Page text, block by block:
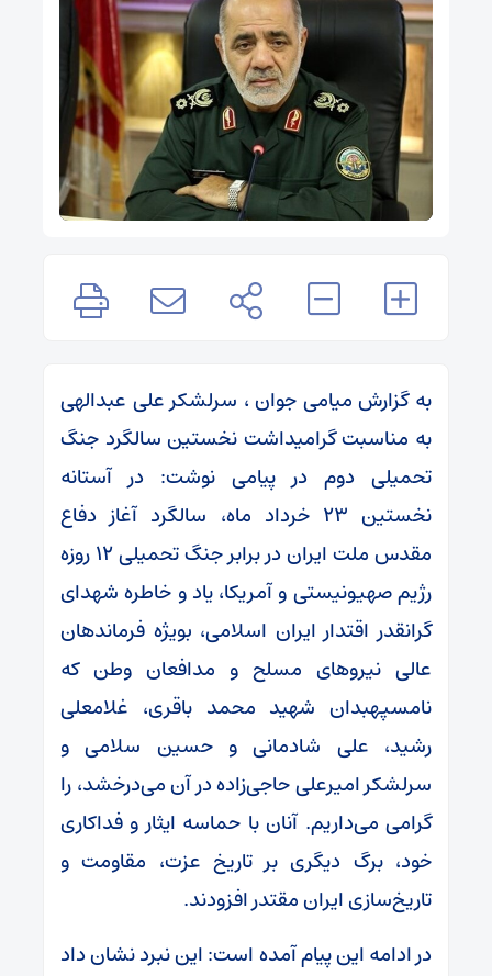
به گزارش میامی جوان ، سرلشکر علی عبدالهی
به مناسبت گرامیداشت نخستین سالگرد جنگ
تحمیلی دوم در پیامی نوشت: در آستانه
نخستین ۲۳ خرداد ماه، سالگرد آغاز دفاع
مقدس ملت ایران در برابر جنگ تحمیلی ۱۲ روزه
رژیم صهیونیستی و آمریکا، یاد و خاطره شهدای
گرانقدر اقتدار ایران اسلامی، بویژه فرماندهان
عالی نیروهای مسلح و مدافعان وطن که
نامسپهبدان شهید محمد باقری، غلامعلی
رشید، علی شادمانی و حسین سلامی و
سرلشکر امیرعلی حاجی‌زاده در آن می‌درخشد، را
گرامی می‌داریم. آنان با حماسه ایثار و فداکاری
خود، برگ دیگری بر تاریخ عزت، مقاومت و
تاریخ‌سازی ایران مقتدر افزودند.
در ادامه این پیام آمده است: این نبرد نشان داد